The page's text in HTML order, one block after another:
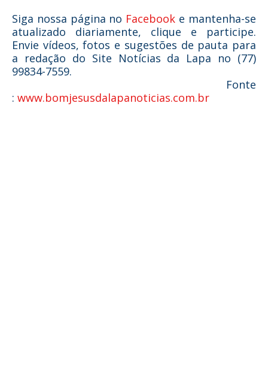
Siga nossa página no Facebook e mantenha-se
atualizado diariamente, clique e participe.
Envie vídeos, fotos e sugestões de pauta para
a redação do Site Notícias da Lapa no (77)
99834-7559.
Fonte
: www.bomjesusdalapanoticias.com.br